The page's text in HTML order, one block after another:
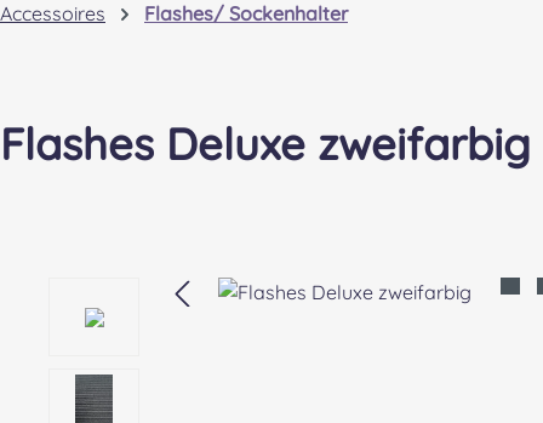
Accessoires Flashes/ Sockenhalter
Flashes Deluxe zweifarbig
Bildergalerie überspringen